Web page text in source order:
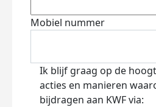
Mobiel nummer
Ik blijf graag op de
acties en manieren
bijdragen aan KWF via: